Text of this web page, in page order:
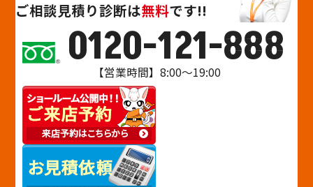
ご相談見積り診断は無料です!!
0120-121-888
【営業時間】8:00～19:00